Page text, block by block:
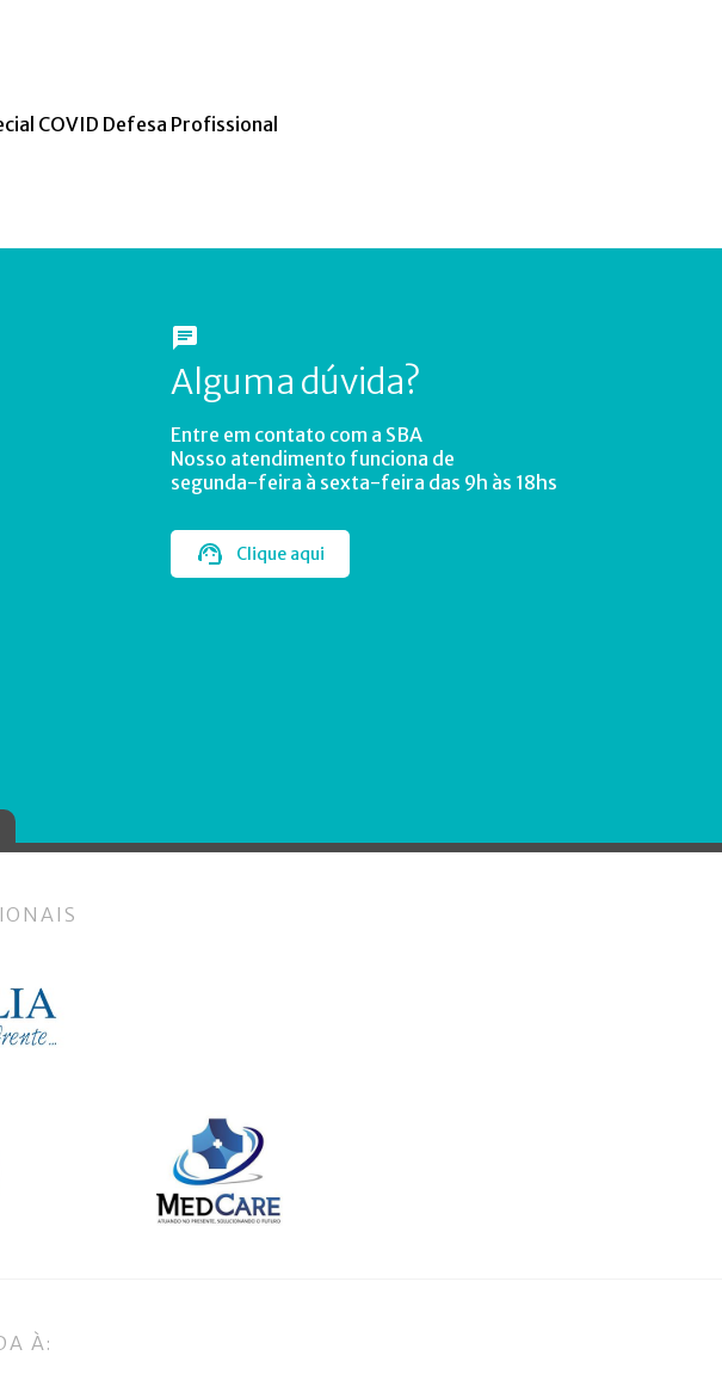
COVID Defesa Profissional
Alguma dúvida?
Entre em contato com a SBA
Nosso atendimento funciona de
segunda-feira à sexta-feira das 9h às 18hs
Clique aqui
À: